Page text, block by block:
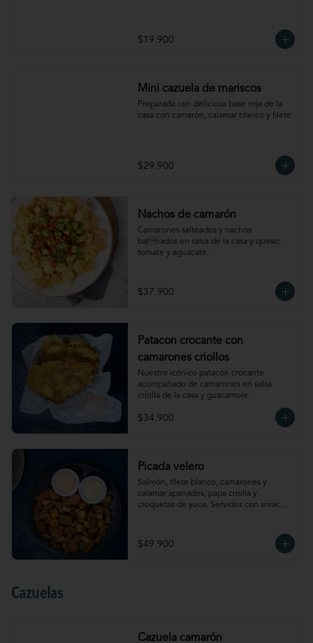
$19.900
Mini cazuela de mariscos
Preparada con deliciosa base roja de la
casa con camarón, calamar blanco y filete
$29.900
Nachos de camarón
Camarones salteados y nachos
bañados en salsa de la casa y queso;
tomate y aguacate.
$37.900
Patacon crocante con
camarones criollos
Nuestro icónico patacón crocante
acompañado de camarones en salsa
criolla de la casa y guacamole.
$34.900
Picada velero
Salmón, filete blanco, camarones y
calamar apanados, papa criolla y
croquetas de yuca. Servidos con sriracha
$49.900
Cazuelas
Cazuela camarón